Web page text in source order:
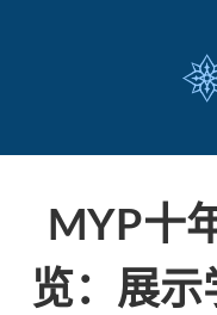
MYP十
览：展